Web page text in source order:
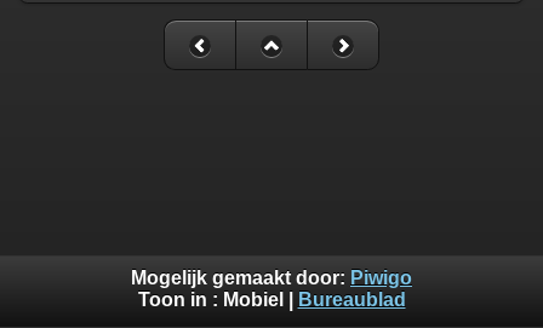
Mogelijk gemaakt door: Piwigo
Toon in : Mobiel Bureaublad